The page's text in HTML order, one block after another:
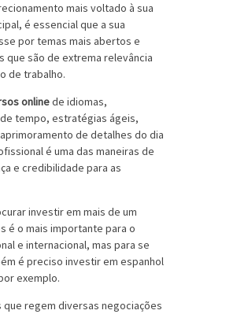
mais voltado à sua
é essencial que a sua
por temas mais abertos e
que são de extrema relevância
de trabalho.
onlinede idiomas,
tempo, estratégias ágeis,
de detalhes do dia
é uma das maneiras de
e credibilidade para as
investir em mais de um
é o mais importante para o
e internacional, mas para se
é preciso investir em espanhol
exemplo.
que regem diversas negociações